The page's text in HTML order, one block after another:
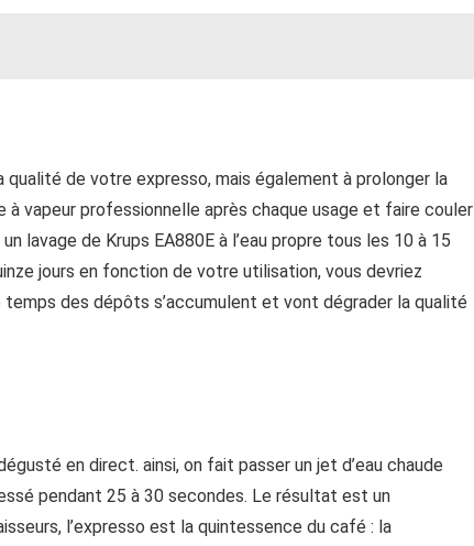
qualité de votre expresso, mais également à prolonger la
vapeur professionnelle après chaque usage et faire couler
lavage de Krups EA880E à l’eau propre tous les 10 à 15
jours en fonction de votre utilisation, vous devriez
des dépôts s’accumulent et vont dégrader la qualité
en direct. ainsi, on fait passer un jet d’eau chaude
pendant 25 à 30 secondes. Le résultat est un
l’expresso est la quintessence du café : la